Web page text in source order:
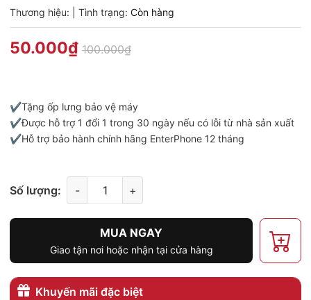
Thương hiệu:
Tình trạng: Còn hàng
50.000₫ 100.000₫
✔️Tặng ốp lưng bảo vệ máy
✔️Được hỗ trợ 1 đổi 1 trong 30 ngày nếu có lỗi từ nhà sản xuất
✔️Hỗ trợ bảo hành chính hãng EnterPhone 12 tháng
Số lượng: - +
MUA NGAY
Giao tận nơi hoặc nhận tại cửa hàng
Khuyến mãi đặc biệt